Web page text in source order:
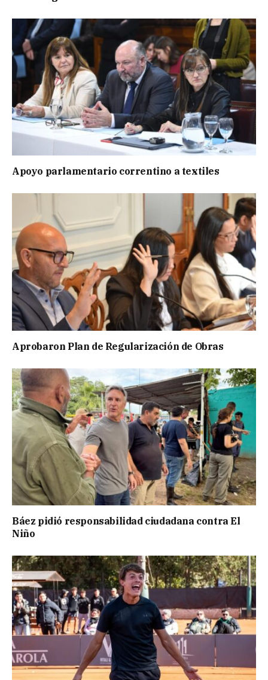
Apoyo parlamentario correntino a textiles
Aprobaron Plan de Regularización de Obras
Báez pidió responsabilidad ciudadana contra El
Niño